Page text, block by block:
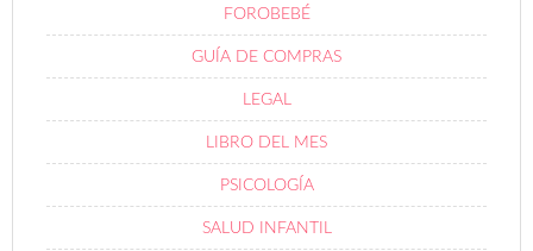
FOROBEBÉ
GUÍA DE COMPRAS
LEGAL
LIBRO DEL MES
PSICOLOGÍA
SALUD INFANTIL